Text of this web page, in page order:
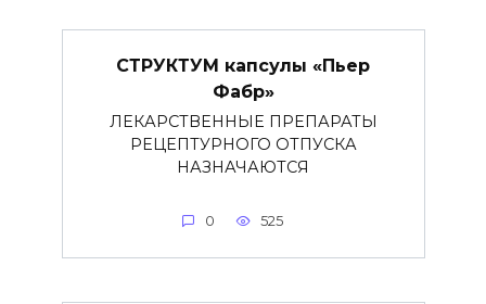
СТРУКТУМ капсулы «Пьер
Фабр»
ЛЕКАРСТВЕННЫЕ ПРЕПАРАТЫ
РЕЦЕПТУРНОГО ОТПУСКА
НАЗНАЧАЮТСЯ
0 525